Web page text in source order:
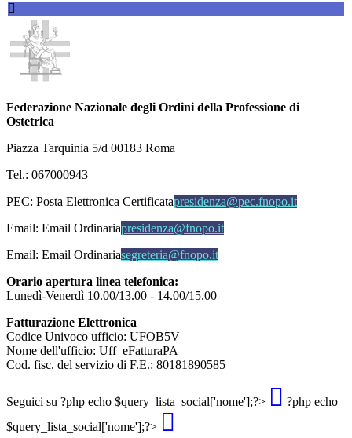
Federazione Nazionale degli Ordini della Professione di
Ostetrica
Piazza Tarquinia 5/d 00183 Roma
Tel.: 067000943
PEC: Posta Elettronica Certificatapresidenza@pec.fnopo.it
Email: Email Ordinariapresidenza@fnopo.it
Email: Email Ordinariasegreteria@fnopo.it
Orario apertura linea telefonica:
Lunedì-Venerdì 10.00/13.00 - 14.00/15.00
Fatturazione Elettronica
Codice Univoco ufficio: UFOB5V
Nome dell'ufficio: Uff_eFatturaPA
Cod. fisc. del servizio di F.E.: 80181890585
Seguici su ?php echo $query_lista_social['nome'];?>
?php echo
$query_lista_social['nome'];?>